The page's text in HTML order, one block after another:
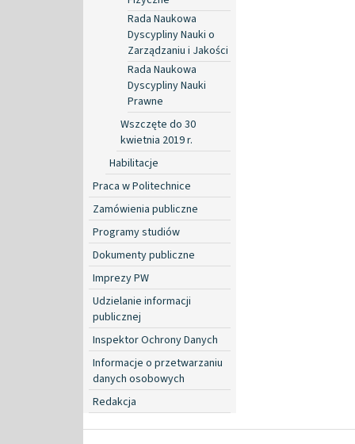
Rada Naukowa
Dyscypliny Nauki o
Zarządzaniu i Jakości
Rada Naukowa
Dyscypliny Nauki
Prawne
Wszczęte do 30
kwietnia 2019 r.
Habilitacje
Praca w Politechnice
Zamówienia publiczne
Programy studiów
Dokumenty publiczne
Imprezy PW
Udzielanie informacji
publicznej
Inspektor Ochrony Danych
Informacje o przetwarzaniu
danych osobowych
Redakcja